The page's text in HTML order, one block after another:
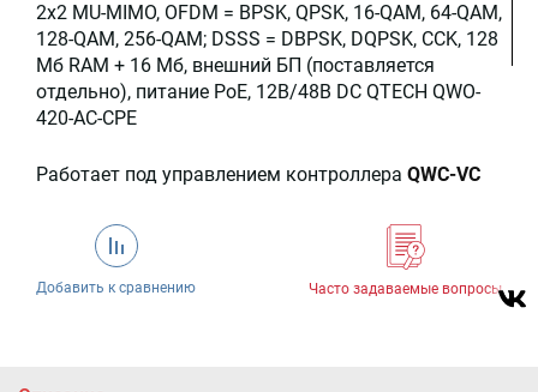
2x2 MU-MIMO, OFDM = BPSK, QPSK, 16-QAM, 64-QAM,
128-QAM, 256-QAM; DSSS = DBPSK, DQPSK, CCK, 128
Мб RAM + 16 Мб, внешний БП (поставляется
отдельно), питание PoE, 12В/48В DC QTECH QWO-
420-AC-CPE
Работает под управлением контроллера QWC-VC
Добавить к сравнению Часто задаваемые вопросы